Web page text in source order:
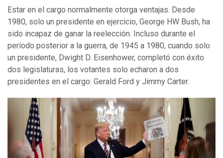
Estar en el cargo normalmente otorga ventajas. Desde
1980, solo un presidente en ejercicio, George HW Bush, ha
sido incapaz de ganar la reelección. Incluso durante el
período posterior a la guerra, de 1945 a 1980, cuando solo
un presidente, Dwight D. Eisenhower, completó con éxito
dos legislaturas, los votantes solo echaron a dos
presidentes en el cargo: Gerald Ford y Jimmy Carter.